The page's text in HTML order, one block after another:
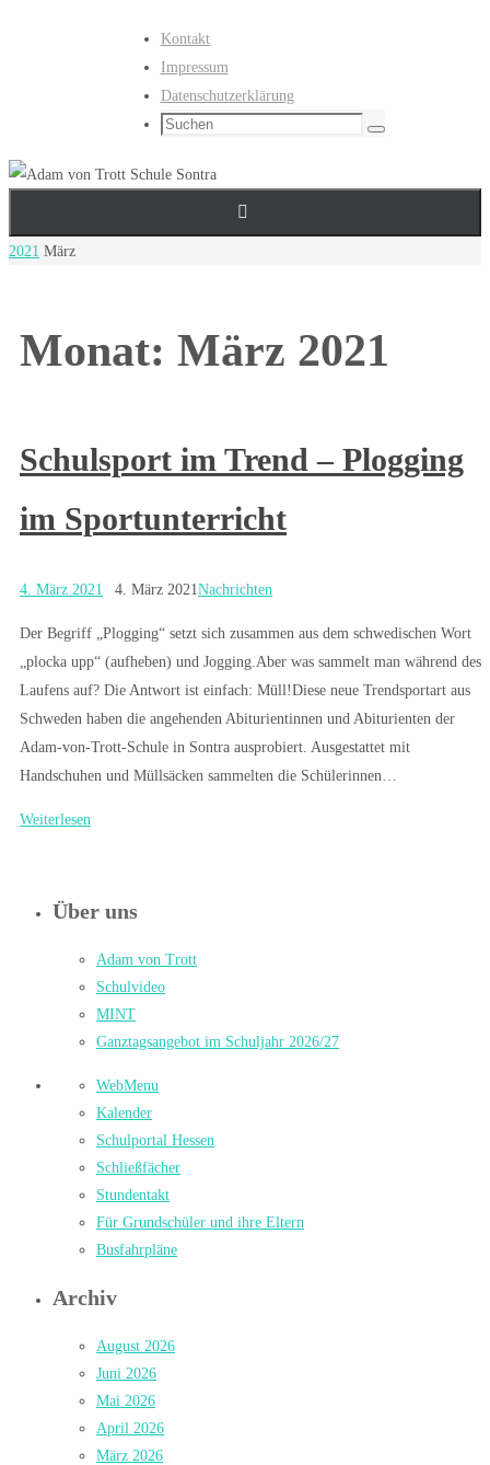
Kontakt
Impressum
Datenschutzerklärung
Suchen
Suchen
Start
2021 März
Monat: März 2021
Schulsport im Trend – Plogging
im Sportunterricht
4. März 2021 4. März 2021Nachrichten
Der Begriff „Plogging“ setzt sich zusammen aus dem schwedischen Wort
„plocka upp“ (aufheben) und Jogging.Aber was sammelt man während des
Laufens auf? Die Antwort ist einfach: Müll!Diese neue Trendsportart aus
Schweden haben die angehenden Abiturientinnen und Abiturienten der
Adam-von-Trott-Schule in Sontra ausprobiert. Ausgestattet mit
Handschuhen und Müllsäcken sammelten die Schülerinnen…
Weiterlesen
Über uns
Adam von Trott
Schulvideo
MINT
Ganztagsangebot im Schuljahr 2026/27
WebMenu
Kalender
Schulportal Hessen
Schließfächer
Stundentakt
Für Grundschüler und ihre Eltern
Busfahrpläne
Archiv
August 2026
Juni 2026
Mai 2026
April 2026
März 2026